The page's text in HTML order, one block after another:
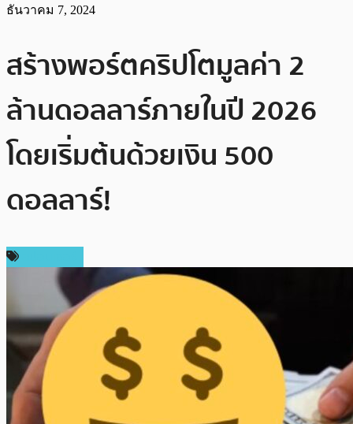
ธันวาคม 7, 2024
สร้างพอร์ตคริปโตมูลค่า 2
ล้านดอลลาร์ภายในปี 2026
โดยเริ่มต้นด้วยเงิน 500
ดอลลาร์!